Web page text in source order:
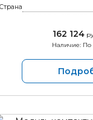
Страна
162 124
Наличие: По